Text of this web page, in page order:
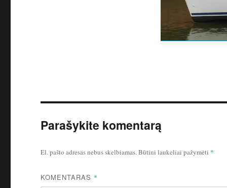
Parašykite komentarą
El. pašto adresas nebus skelbiamas.Būtini laukeliai pažymėti *
KOMENTARAS *